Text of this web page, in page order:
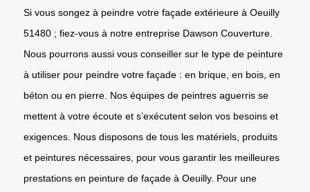
Si vous songez à peindre votre façade extérieure à Oeuilly
51480 ; fiez-vous à notre entreprise Dawson Couverture.
Nous pourrons aussi vous conseiller sur le type de peinture
à utiliser pour peindre votre façade : en brique, en bois, en
béton ou en pierre. Nos équipes de peintres aguerris se
mettent à votre écoute et s’exécutent selon vos besoins et
exigences. Nous disposons de tous les matériels, produits
et peintures nécessaires, pour vous garantir les meilleures
prestations en peinture de façade à Oeuilly. Pour une